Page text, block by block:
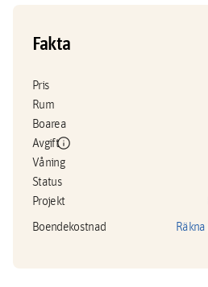
Fakta
Pris
Rum
Boarea
Avgiftinfo
Våning
Status
Projekt
Boendekostnad